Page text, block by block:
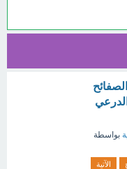
بواسطة
الآتية